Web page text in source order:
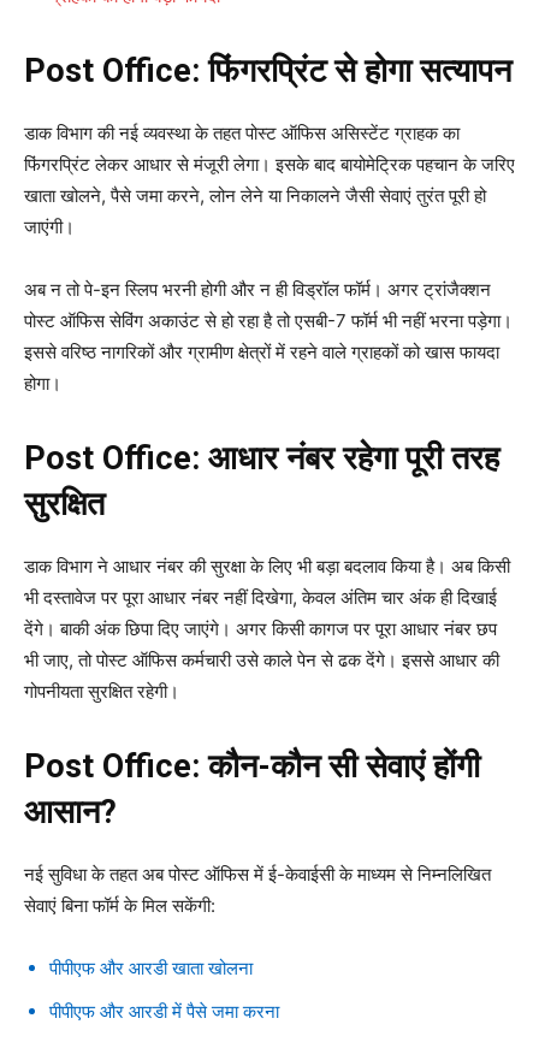
Post Office: फिंगरप्रिंट से होगा सत्यापन
डाक विभाग की नई व्यवस्था के तहत पोस्ट ऑफिस असिस्टेंट ग्राहक का
फिंगरप्रिंट लेकर आधार से मंजूरी लेगा। इसके बाद बायोमेट्रिक पहचान के जरिए
खाता खोलने, पैसे जमा करने, लोन लेने या निकालने जैसी सेवाएं तुरंत पूरी हो
जाएंगी।
अब न तो पे-इन स्लिप भरनी होगी और न ही विड्रॉल फॉर्म। अगर ट्रांजैक्शन
पोस्ट ऑफिस सेविंग अकाउंट से हो रहा है तो एसबी-7 फॉर्म भी नहीं भरना पड़ेगा।
इससे वरिष्ठ नागरिकों और ग्रामीण क्षेत्रों में रहने वाले ग्राहकों को खास फायदा
होगा।
Post Office: आधार नंबर रहेगा पूरी तरह
सुरक्षित
डाक विभाग ने आधार नंबर की सुरक्षा के लिए भी बड़ा बदलाव किया है। अब किसी
भी दस्तावेज पर पूरा आधार नंबर नहीं दिखेगा, केवल अंतिम चार अंक ही दिखाई
देंगे। बाकी अंक छिपा दिए जाएंगे। अगर किसी कागज पर पूरा आधार नंबर छप
भी जाए, तो पोस्ट ऑफिस कर्मचारी उसे काले पेन से ढक देंगे। इससे आधार की
गोपनीयता सुरक्षित रहेगी।
Post Office: कौन-कौन सी सेवाएं होंगी
आसान?
नई सुविधा के तहत अब पोस्ट ऑफिस में ई-केवाईसी के माध्यम से निम्नलिखित
सेवाएं बिना फॉर्म के मिल सकेंगी:
पीपीएफ और आरडी खाता खोलना
पीपीएफ और आरडी में पैसे जमा करना